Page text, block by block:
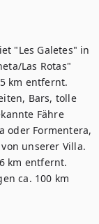
"Les Galetes" in
Las Rotas"
km entfernt.
Bars, tolle
Fähre
oder Formentera,
unserer Villa.
km entfernt.
ca. 100 km